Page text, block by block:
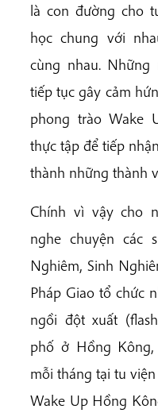
là con đường cho
học chung với
cùng nhau. Những
tiếp tục gây cảm
phong trào Wake
thực tập để tiếp
thành những thành
Chính vì vậy cho
nghe chuyện các
Nghiêm, Sinh
Pháp Giao tổ chức
ngồi đột xuất
phố ở Hồng
mỗi tháng tại tu
Wake Up Hồng